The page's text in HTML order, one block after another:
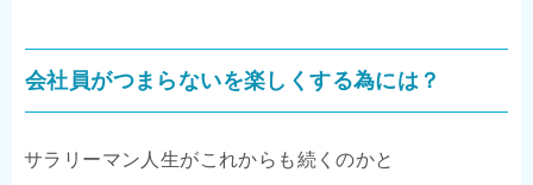
会社員がつまらないを楽しくする為には？
サラリーマン人生がこれからも続くのかと